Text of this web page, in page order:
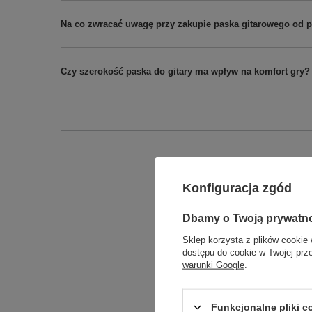
Na co zwracać uwagę przy zakupie paska gitarowego od
Czy szerokość paska do gitary ma wpływ na komfort gry?
Konfiguracja zgód
Dbamy o Twoją
Sklep korzysta z plików cookie
dostępu do cookie w Twojej
warunki Google
Funkcjonalne pliki